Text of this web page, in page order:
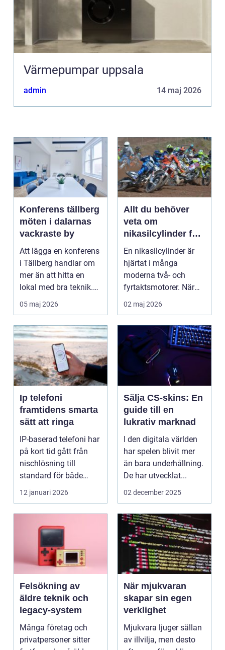
Värmepumpar uppsala
admin 14 maj 2026
Konferens tällberg
möten i dalarnas
vackraste by
Att lägga en konferens
i Tällberg handlar om
mer än att hitta en
lokal med bra teknik.
Den lilla byn...
05 maj 2026
Allt du behöver
veta om
nikasilcylinder för
motorcykel och
snöskoter
En nikasilcylinder är
hjärtat i många
moderna två- och
fyrtaktsmotorer. När
den fungerar som den
02 maj 2026
Ip telefoni
framtidens smarta
sätt att ringa
IP-baserad telefoni har
på kort tid gått från
nischlösning till
standard för både
företag och privat...
12 januari 2026
Sälja CS-skins: En
guide till en
lukrativ marknad
I den digitala världen
har spelen blivit mer
än bara underhållning.
De har utvecklat...
02 december 2025
Felsökning av
äldre teknik och
legacy-system
Många företag och
privatpersoner sitter
När mjukvaran
skapar sin egen
verklighet
Mjukvara ljuger sällan
av illvilja, men desto